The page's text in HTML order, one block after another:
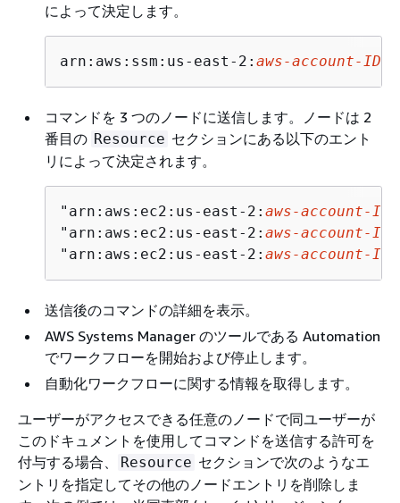
によって決定します。
arn:aws:ssm:us-east-2: aws-account-ID
コマンドを 3 つのノードに送信します。ノードは 2
番目の Resource セクションにある以下のエント
リによって決定されます。
"arn:aws:ec2:us-east-2: aws-account-ID
"arn:aws:ec2:us-east-2: aws-account-ID
"arn:aws:ec2:us-east-2: aws-account-ID
送信後のコマンドの詳細を表示。
AWS Systems Manager のツールである Automation
でワークフローを開始および停止します。
自動化ワークフローに関する情報を取得します。
ユーザーがアクセスできる任意のノードで同ユーザーが
このドキュメントを使用してコマンドを送信する許可を
付与する場合、
Resource セクションで次のようなエ
ントリを指定してその他のノードエントリを削除しま